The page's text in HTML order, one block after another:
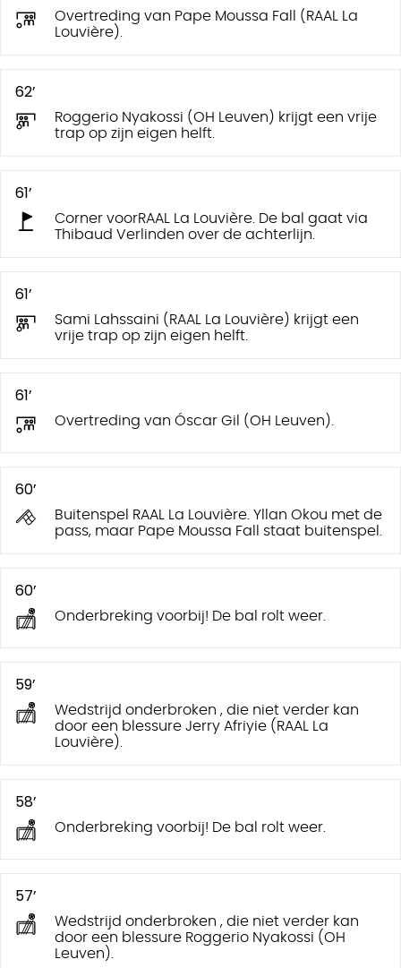
Overtreding van Pape Moussa Fall (RAAL La
Louvière).
62’
Roggerio Nyakossi (OH Leuven) krijgt een vrije
trap op zijn eigen helft.
61’
Corner voorRAAL La Louvière. De bal gaat via
Thibaud Verlinden over de achterlijn.
61’
Sami Lahssaini (RAAL La Louvière) krijgt een
vrije trap op zijn eigen helft.
61’
Overtreding van Óscar Gil (OH Leuven).
60’
Buitenspel RAAL La Louvière. Yllan Okou met de
pass, maar Pape Moussa Fall staat buitenspel.
60’
Onderbreking voorbij! De bal rolt weer.
59’
Wedstrijd onderbroken , die niet verder kan
door een blessure Jerry Afriyie (RAAL La
Louvière).
58’
Onderbreking voorbij! De bal rolt weer.
57’
Wedstrijd onderbroken , die niet verder kan
door een blessure Roggerio Nyakossi (OH
Leuven).